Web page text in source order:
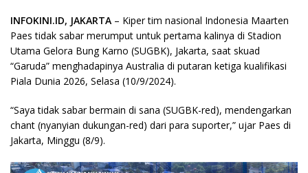
INFOKINI.ID, JAKARTA – Kiper tim nasional Indonesia Maarten
Paes tidak sabar merumput untuk pertama kalinya di Stadion
Utama Gelora Bung Karno (SUGBK), Jakarta, saat skuad
“Garuda” menghadapinya Australia di putaran ketiga kualifikasi
Piala Dunia 2026, Selasa (10/9/2024).
“Saya tidak sabar bermain di sana (SUGBK-red), mendengarkan
chant (nyanyian dukungan-red) dari para suporter,” ujar Paes di
Jakarta, Minggu (8/9).